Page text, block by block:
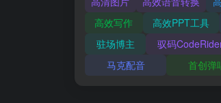
高效写作
高效PPT工具
驻场博主
驭码
马克配音
首创弹